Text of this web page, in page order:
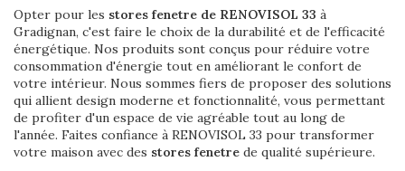
Opter pour les stores fenetre de RENOVISOL 33 à
Gradignan, c'est faire le choix de la durabilité et de l'efficacité
énergétique. Nos produits sont conçus pour réduire votre
consommation d'énergie tout en améliorant le confort de
votre intérieur. Nous sommes fiers de proposer des solutions
qui allient design moderne et fonctionnalité, vous permettant
de profiter d'un espace de vie agréable tout au long de
l'année. Faites confiance à RENOVISOL 33 pour transformer
votre maison avec des stores fenetre de qualité supérieure.